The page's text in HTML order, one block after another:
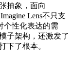
抽象，面向
Lens不只支
个性化表达的需
子架构，还激发了
下了根本。